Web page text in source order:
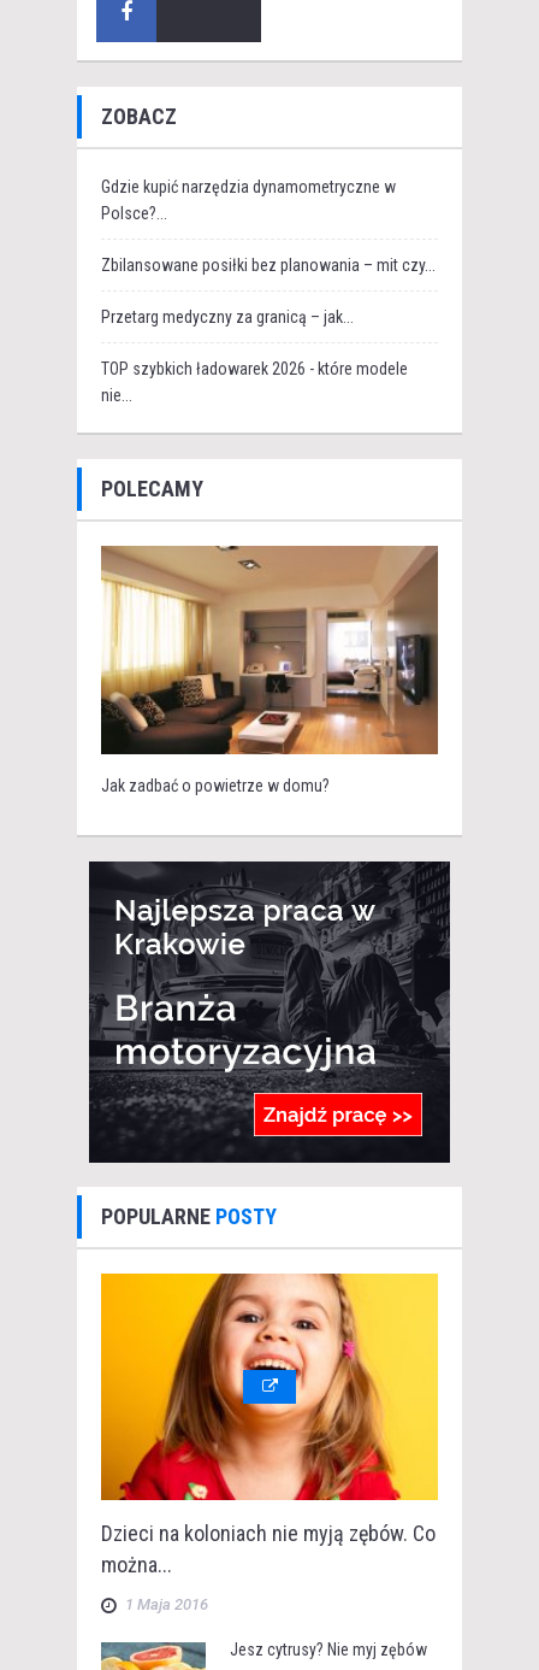
ZOBACZ
Gdzie kupić narzędzia dynamometryczne w
Polsce?...
Zbilansowane posiłki bez planowania – mit czy...
Przetarg medyczny za granicą – jak...
TOP szybkich ładowarek 2026 - które modele
nie...
POLECAMY
Jak zadbać o powietrze w domu?
POPULARNE POSTY
Dzieci na koloniach nie myją zębów. Co
można...
1 Maja 2016
Jesz cytrusy? Nie myj zębów